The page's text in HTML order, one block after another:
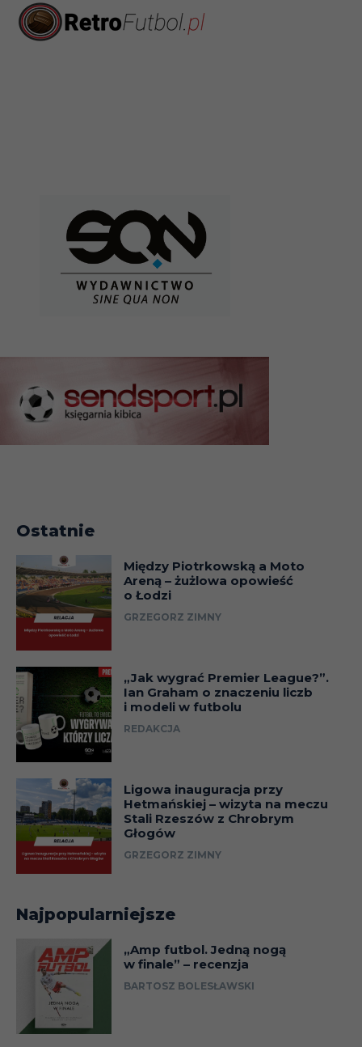
Ostatnie
Między Piotrkowską a Moto
Areną – żużlowa opowieść
o Łodzi
GRZEGORZ ZIMNY
„Jak wygrać Premier League?”.
Ian Graham o znaczeniu liczb
i modeli w futbolu
REDAKCJA
Ligowa inauguracja przy
Hetmańskiej – wizyta na meczu
Stali Rzeszów z Chrobrym
Głogów
GRZEGORZ ZIMNY
Najpopularniejsze
„Amp futbol. Jedną nogą
w finale” – recenzja
BARTOSZ BOLESŁAWSKI